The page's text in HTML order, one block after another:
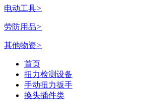
电动工具>
劳防用品>
其他物资>
首页
扭力检测设备
手动扭力扳手
换头插件类